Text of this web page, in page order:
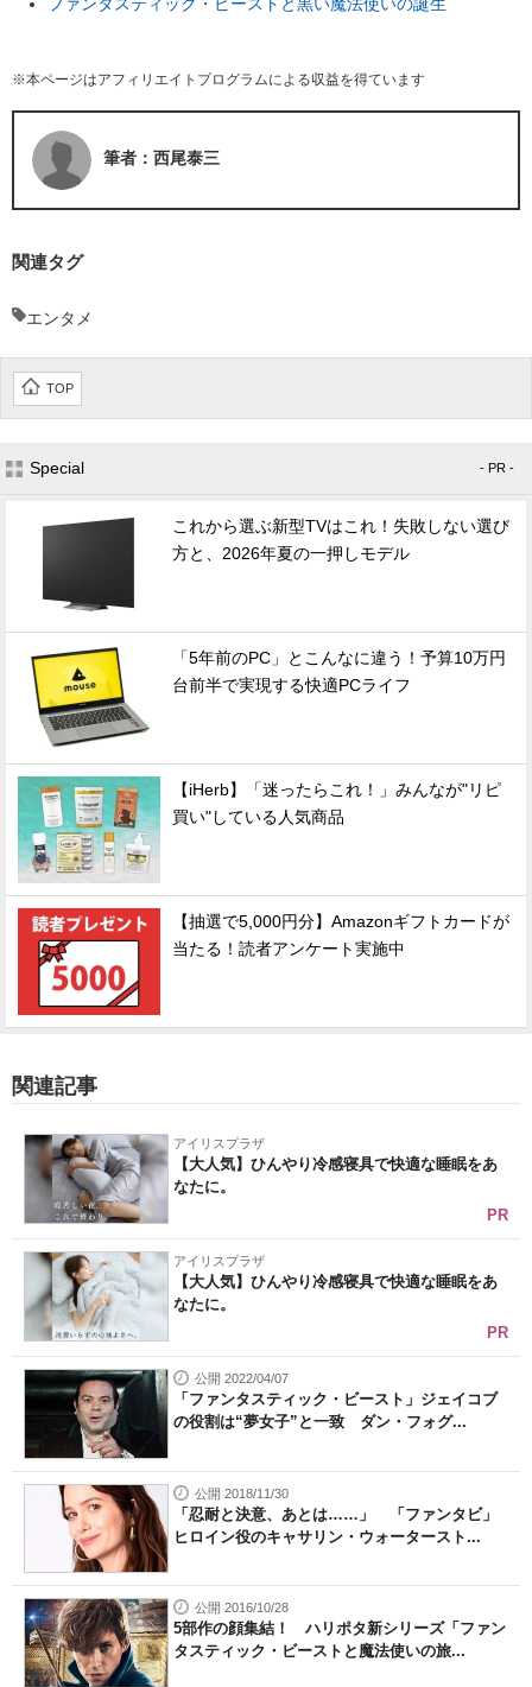
ファンタスティック・ビーストと黒い魔法使いの誕生
※本ページはアフィリエイトプログラムによる収益を得ています
筆者：西尾泰三
関連タグ
エンタメ
TOP
Special - PR -
これから選ぶ新型TVはこれ！失敗しない選び
方と、2026年夏の一押しモデル
「5年前のPC」とこんなに違う！予算10万円
台前半で実現する快適PCライフ
【iHerb】「迷ったらこれ！」みんなが"リピ
買い"している人気商品
【抽選で5,000円分】Amazonギフトカードが
当たる！読者アンケート実施中
関連記事
アイリスプラザ
【大人気】ひんやり冷感寝具で快適な睡眠をあ
なたに。
PR
アイリスプラザ
【大人気】ひんやり冷感寝具で快適な睡眠をあ
なたに。
PR
公開 2022/04/07
「ファンタスティック・ビースト」ジェイコブ
の役割は“夢女子”と一致 ダン・フォグ...
公開 2018/11/30
「忍耐と決意、あとは……」 「ファンタビ」
ヒロイン役のキャサリン・ウォータースト...
公開 2016/10/28
5部作の顔集結！ ハリポタ新シリーズ「ファン
タスティック・ビーストと魔法使いの旅...